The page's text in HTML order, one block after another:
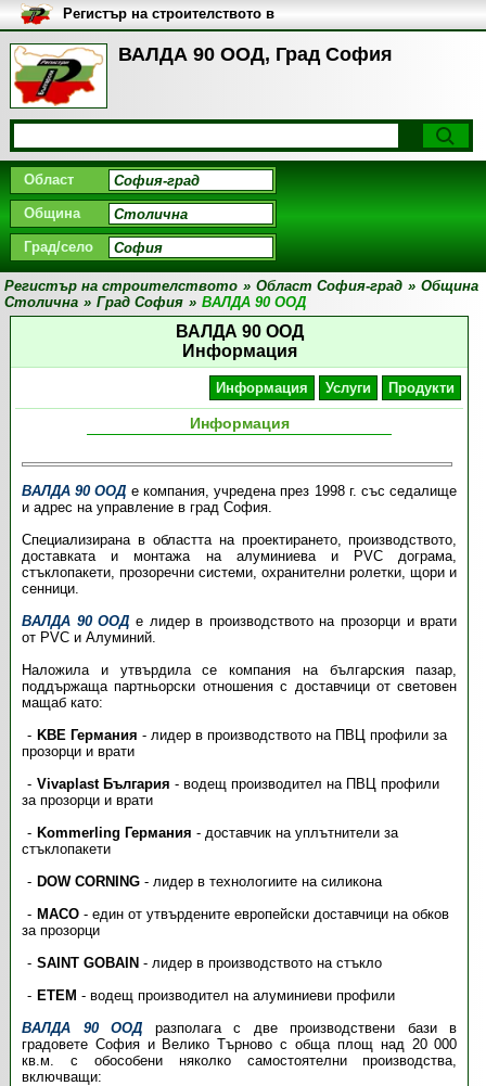
ВАЛДА 90 ООД, Град София
Регистър на строителството в
България
Област
Община
Град/село
Регистър на строителството » Област София-град » Община
Столична » Град София » ВАЛДА 90 ООД
ВАЛДА 90 ООД
Информация
Информация Услуги Продукти
Информация
ВАЛДА 90 ООД е компания, учредена през 1998 г. със седалище
и адрес на управление в град София.
Специализирана в областта на проектирането, производството,
доставката и монтажа на алуминиева и PVC дограма,
стъклопакети, прозорeчни системи, охранителни ролетки, щори и
сенници.
ВАЛДА 90 ООД е лидер в производството на прозорци и врати
от PVC и Алуминий.
Наложила и утвърдила се компания на българския пазар,
поддържаща партньорски отношения с доставчици от световен
мащаб като:
KBE Германия - лидер в производството на ПВЦ профили за
прозорци и врати
Vivaplast България - водещ производител на ПВЦ профили
за прозорци и врати
Kommerling Германия - доставчик на уплътнители за
стъклопакети
DOW CORNING- лидер в технологиите на силикона
MACO- един от утвърдените европейски доставчици на обков
за прозорци
SAINT GOBAIN - лидер в производството на стъкло
ETEM - водещ производител на алуминиеви профили
ВАЛДА 90 ООД разполага с две производствени бази в
градовете София и Велико Търново с обща площ над 20 000
кв.м. с обособени няколко самостоятелни производства,
включващи: